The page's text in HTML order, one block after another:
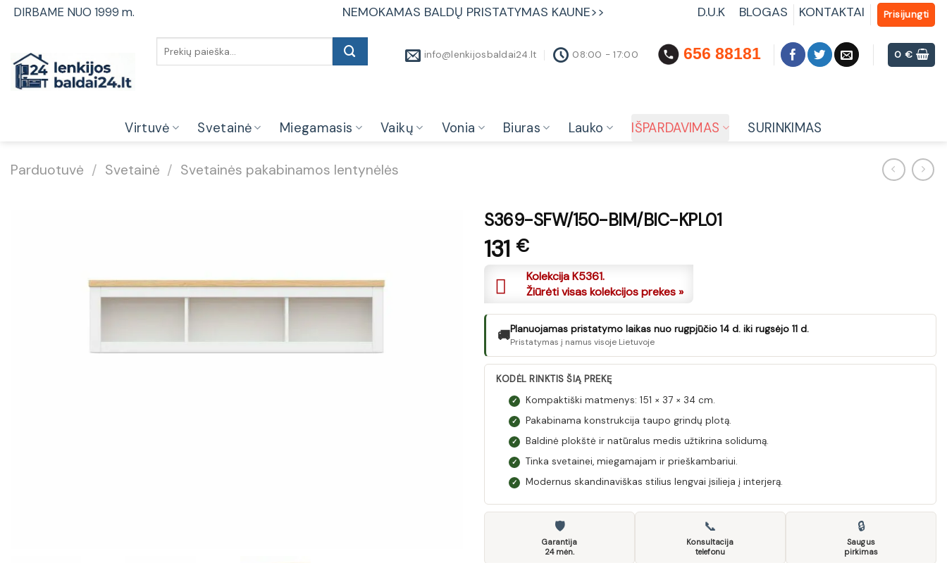
SkipDIRBAME NUO 1999 m. NEMOKAMAS BALDŲ PRISTATYMAS KAUNE>> D.U.K BLOGAS KONTAKTAI Prisijungti
info@lenkijosbaldai24.lt
08:00 - 17:00 656 88181 0€
Virtuvė Svetainė Miegamasis Vaikų Vonia Biuras Lauko IŠPARDAVIMAS SURINKIMAS
Parduotuvė / Svetainė / Svetainės pakabinamos lentynėlės
S369-SFW/150-BIM/BIC-KPL01
131 €
Kolekcija K5361.
Žiūrėti visas kolekcijos prekes »
🚚Planuojamas pristatymo laikas nuo rugpjūčio 14 d. iki rugsėjo 11 d.
Pristatymas į namus visoje Lietuvoje
KODĖL RINKTIS ŠIĄ PREKĘ
✓ Kompaktiški matmenys: 151 × 37 × 34 cm.
✓ Pakabinama konstrukcija taupo grindų plotą.
✓ Baldinė plokštė ir natūralus medis užtikrina solidumą.
✓ Tinka svetainei, miegamajam ir prieškambariui.
✓ Modernus skandinaviškas stilius lengvai įsilieja į interjerą.
🛡
Garantija
24 mėn.
📞
Konsultacija
telefonu
🔒
Saugus
pirkimas